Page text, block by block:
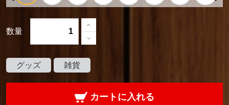
数量
グッズ 雑貨
カートに入れる